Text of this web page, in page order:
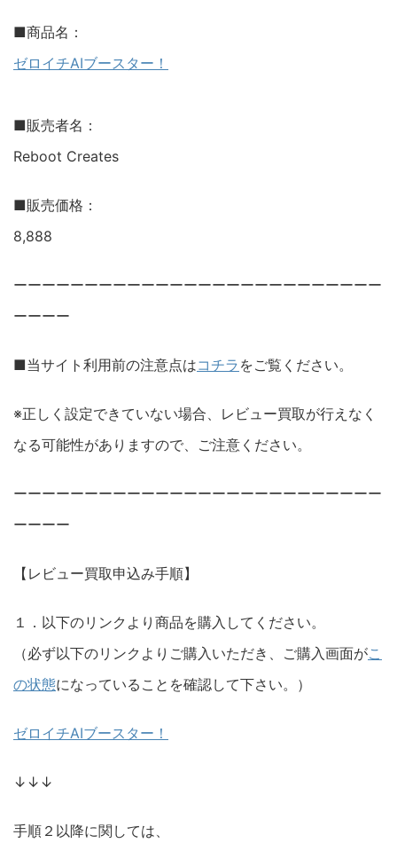
■商品名：
ゼロイチAIブースター！
■販売者名：
Reboot Creates
■販売価格：
8,888
ーーーーーーーーーーーーーーーーーーーーーーーーーー
ーーーー
■当サイト利用前の注意点はコチラ をご覧ください。
※正しく設定できていない場合、レビュー買取が行えなく
なる可能性がありますので、ご注意ください。
ーーーーーーーーーーーーーーーーーーーーーーーーーー
ーーーー
【レビュー買取申込み手順】
１．以下のリンクより商品を購入してください。
（必ず以下のリンクよりご購入いただき、ご購入画面がこ
の状態になっていることを確認して下さい。）
ゼロイチAIブースター！
↓↓↓
手順２以降に関しては、